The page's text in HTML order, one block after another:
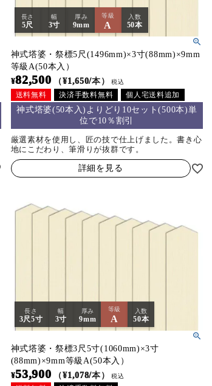
長さ
5尺
幅
3寸
厚み
9mm
等級
A
入数
50本
神式塔婆・祭標5尺(1496mm)×3寸(88mm)×9mm
等級A(50本入）
¥82,500 （¥1,650/本） 税込
送料無料 決済手数料無料 個人宅送料追加
神式塔婆(50本入)よりどり10セット(500本)単
位で10％割引
厳選素材を使用し、匠の技で仕上げました。書き心
地にこだわり、筆滑りが抜群です。
詳細を見る
長さ
3尺5寸
幅
3寸
厚み
9mm
等級
A
入数
50本
神式塔婆・祭標3尺5寸(1060mm)×3寸
(88mm)×9mm等級A(50本入）
¥53,900 （¥1,078/本） 税込